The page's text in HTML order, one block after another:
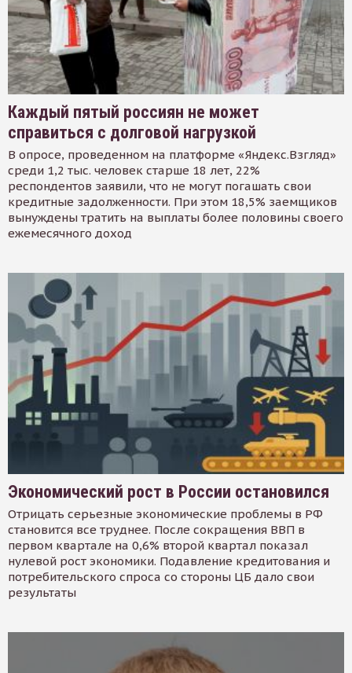
Каждый пятый россиян не может
справиться с долговой нагрузкой
В опросе, проведенном на платформе «Яндекс.Взгляд»
среди 1,2 тыс. человек старше 18 лет, 22%
респондентов заявили, что не могут погашать свои
кредитные задолженности. При этом 18,5% заемщиков
вынуждены тратить на выплаты более половины своего
ежемесячного доход
Экономический рост в России остановился
Отрицать серьезные экономические проблемы в РФ
становится все труднее. После сокращения ВВП в
первом квартале на 0,6% второй квартал показал
нулевой рост экономики. Подавление кредитования и
потребительского спроса со стороны ЦБ дало свои
результаты